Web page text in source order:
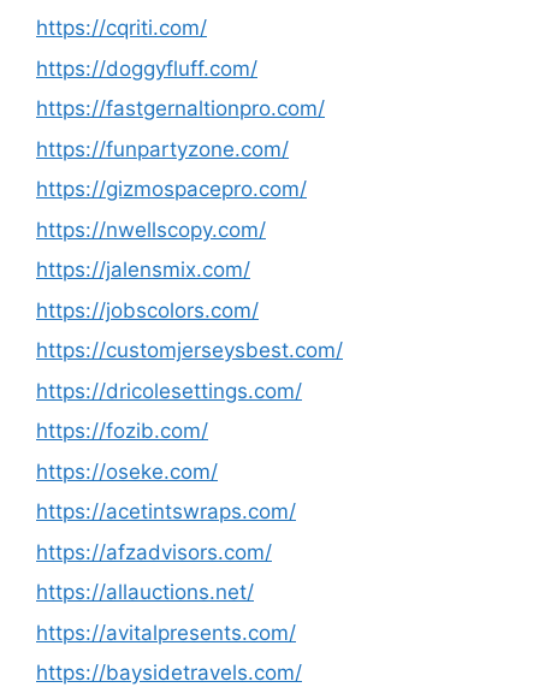
https://cqriti.com/
https://doggyfluff.com/
https://fastgernaltionpro.com/
https://funpartyzone.com/
https://gizmospacepro.com/
https://nwellscopy.com/
https://jalensmix.com/
https://jobscolors.com/
https://customjerseysbest.com/
https://dricolesettings.com/
https://fozib.com/
https://oseke.com/
https://acetintswraps.com/
https://afzadvisors.com/
https://allauctions.net/
https://avitalpresents.com/
https://baysidetravels.com/